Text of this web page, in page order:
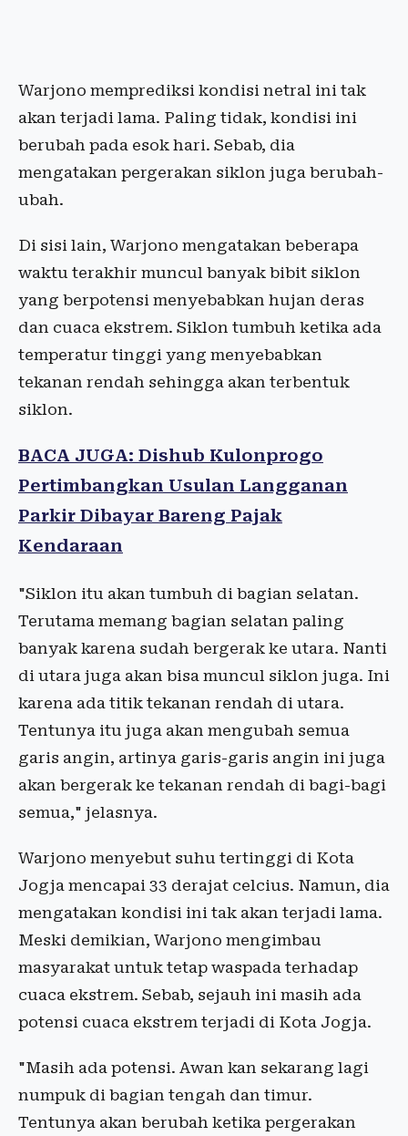
Warjono memprediksi kondisi netral ini tak
akan terjadi lama. Paling tidak, kondisi ini
berubah pada esok hari. Sebab, dia
mengatakan pergerakan siklon juga berubah-
ubah.
Di sisi lain, Warjono mengatakan beberapa
waktu terakhir muncul banyak bibit siklon
yang berpotensi menyebabkan hujan deras
dan cuaca ekstrem. Siklon tumbuh ketika ada
temperatur tinggi yang menyebabkan
tekanan rendah sehingga akan terbentuk
siklon.
BACA JUGA: Dishub Kulonprogo
Pertimbangkan Usulan Langganan
Parkir Dibayar Bareng Pajak
Kendaraan
"Siklon itu akan tumbuh di bagian selatan.
Terutama memang bagian selatan paling
banyak karena sudah bergerak ke utara. Nanti
di utara juga akan bisa muncul siklon juga. Ini
karena ada titik tekanan rendah di utara.
Tentunya itu juga akan mengubah semua
garis angin, artinya garis-garis angin ini juga
akan bergerak ke tekanan rendah di bagi-bagi
semua," jelasnya.
Warjono menyebut suhu tertinggi di Kota
Jogja mencapai 33 derajat celcius. Namun, dia
mengatakan kondisi ini tak akan terjadi lama.
Meski demikian, Warjono mengimbau
masyarakat untuk tetap waspada terhadap
cuaca ekstrem. Sebab, sejauh ini masih ada
potensi cuaca ekstrem terjadi di Kota Jogja.
"Masih ada potensi. Awan kan sekarang lagi
numpuk di bagian tengah dan timur.
Tentunya akan berubah ketika pergerakan